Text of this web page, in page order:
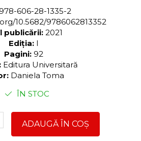
606-28-1335-2
10.5682/9786062813352
publicării: 2021
Ediția: I
Pagini: 92
Editura Universitară
Daniela Toma
ÎN STOC
ADAUGĂ ÎN COȘ